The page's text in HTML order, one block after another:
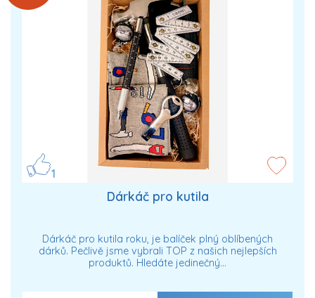
1
Dárkáč pro kutila
Dárkáč pro kutila roku, je balíček plný oblíbených
dárků. Pečlivě jsme vybrali TOP z našich nejlepších
produktů. Hledáte jedinečný…